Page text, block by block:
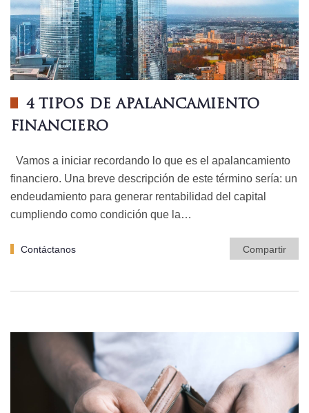
4 TIPOS DE APALANCAMIENTO
FINANCIERO
Vamos a iniciar recordando lo que es el apalancamiento
financiero. Una breve descripción de este término sería: un
endeudamiento para generar rentabilidad del capital
cumpliendo como condición que la…
Contáctanos Compartir